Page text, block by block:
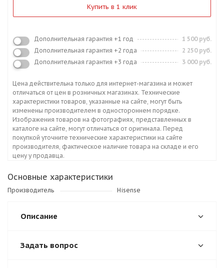
Купить в 1 клик
Дополнительная гарантия +1 год
1 500 руб.
Дополнительная гарантия +2 года
2 250 руб.
Дополнительная гарантия +3 года
3 000 руб.
Цена действительна только для интернет-магазина и может
отличаться от цен в розничных магазинах. Технические
характеристики товаров, указанные на сайте, могут быть
изменены производителем в одностороннем порядке.
Изображения товаров на фотографиях, представленных в
каталоге на сайте, могут отличаться от оригинала. Перед
покупкой уточните технические характеристики на сайте
производителя, фактическое наличие товара на складе и его
цену у продавца.
Основные характеристики
Производитель Hisense
Описание
Задать вопрос